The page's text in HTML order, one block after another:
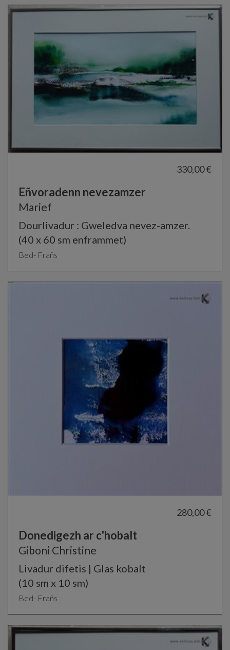
330,00 €
Eñvoradenn nevezamzer
Marief
Dourlivadur : Gweledva nevez-amzer.
(40 x 60 sm enframmet)
Bed- Frañs
280,00 €
Donedigezh ar c'hobalt
Giboni Christine
Livadur difetis | Glas kobalt
(10 sm x 10 sm)
Bed- Frañs